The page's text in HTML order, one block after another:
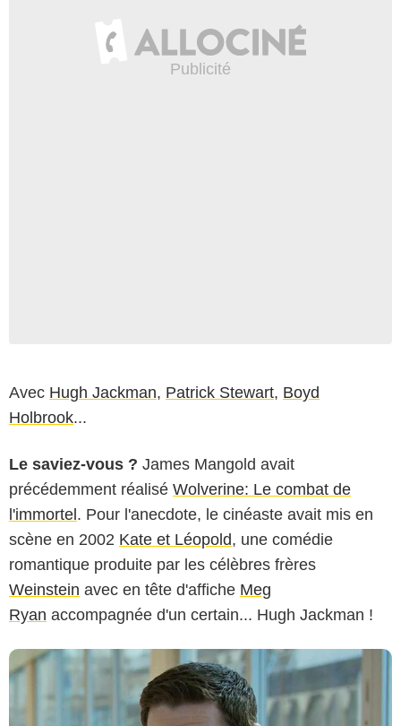
Avec Hugh Jackman, Patrick Stewart, Boyd
Holbrook...
Le saviez-vous ? James Mangold avait
précédemment réalisé Wolverine: Le combat de
l'immortel . Pour l'anecdote, le cinéaste avait mis en
scène en 2002 Kate et Léopold, une comédie
romantique produite par les célèbres frères
Weinstein avec en tête d'affiche Meg
Ryan accompagnée d'un certain... Hugh Jackman !